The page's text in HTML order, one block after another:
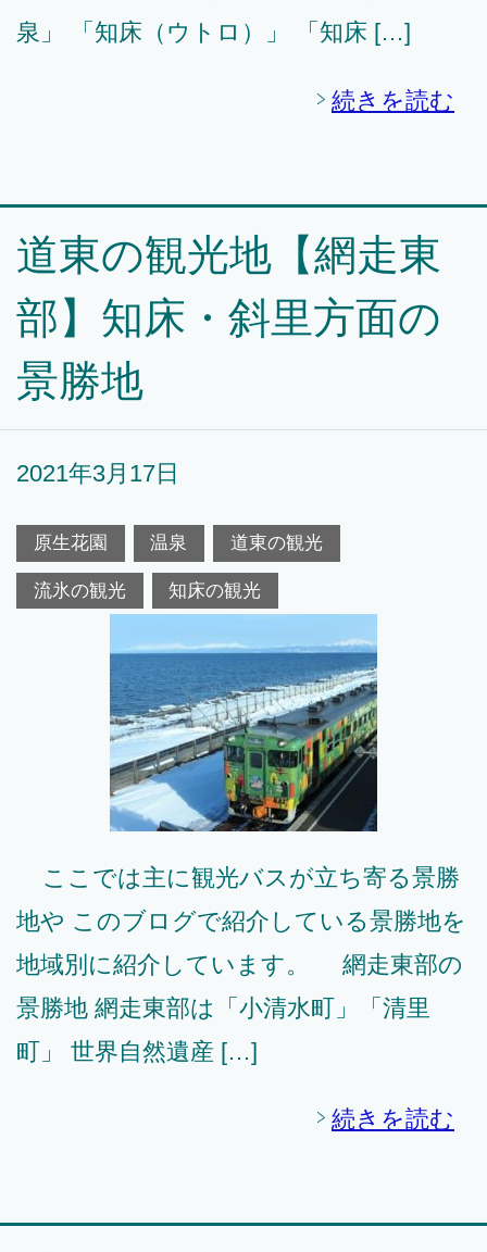
泉」 「知床（ウトロ）」 「知床 […]
続きを読む
道東の観光地【網走東
部】知床・斜里方面の
景勝地
2021年3月17日
原生花園 温泉 道東の観光
流氷の観光 知床の観光
ここでは主に観光バスが立ち寄る景勝
地や このブログで紹介している景勝地を
地域別に紹介しています。 網走東部の
景勝地 網走東部は「小清水町」「清里
町」 世界自然遺産 […]
続きを読む